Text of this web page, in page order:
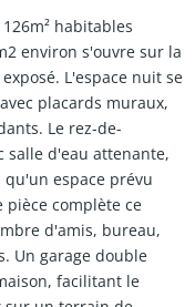
habitables
environ s'ouvre sur la
L'espace nuit se
placards muraux,
Le rez-de-
salle d'eau attenante,
espace prévu
complète ce
d'amis, bureau,
Un garage double
facilitant le